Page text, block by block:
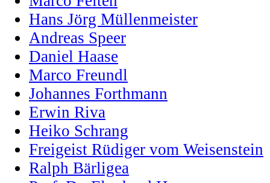
Hans Jörg Müllenmeister
Andreas Speer
Daniel Haase
Marco Freundl
Johannes Forthmann
Erwin Riva
Heiko Schrang
Freigeist Rüdiger vom Weisenstein
Ralph Bärligea